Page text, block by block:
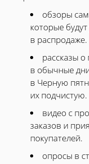
обзоры
которые
в распродаже.
рассказы
в обычные
в Черную
их подчистую.
видео с
заказов и
покупателей.
опросы в